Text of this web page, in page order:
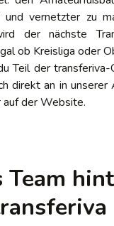
und vernetzter zu
der nächste
ob Kreisliga oder
Teil der transferiva-
direkt an in unserer
der Website.
Team